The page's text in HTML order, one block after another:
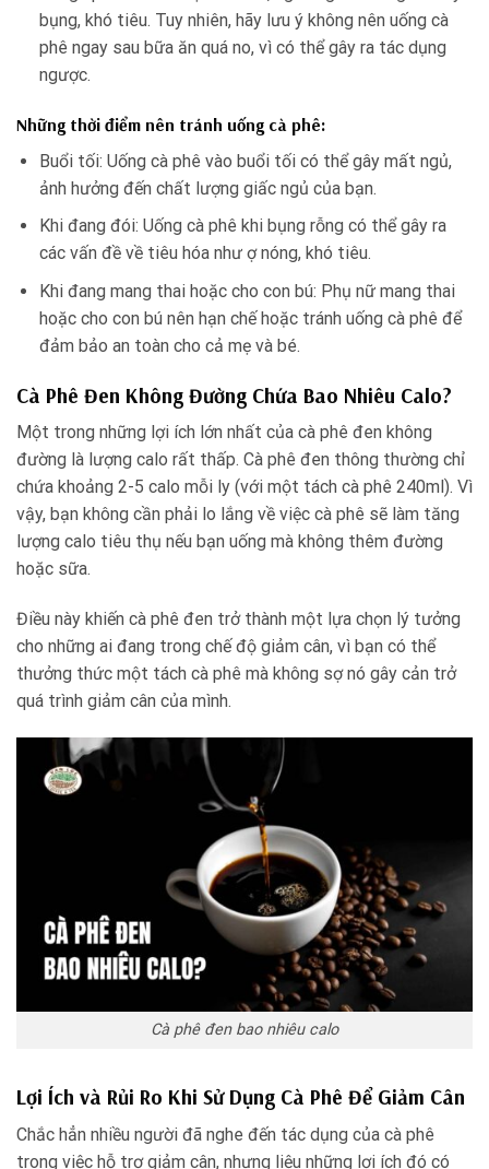
bụng, khó tiêu. Tuy nhiên, hãy lưu ý không nên uống cà
phê ngay sau bữa ăn quá no, vì có thể gây ra tác dụng
ngược.
Những thời điểm nên tránh uống cà phê:
Buổi tối: Uống cà phê vào buổi tối có thể gây mất ngủ,
ảnh hưởng đến chất lượng giấc ngủ của bạn.
Khi đang đói: Uống cà phê khi bụng rỗng có thể gây ra
các vấn đề về tiêu hóa như ợ nóng, khó tiêu.
Khi đang mang thai hoặc cho con bú: Phụ nữ mang thai
hoặc cho con bú nên hạn chế hoặc tránh uống cà phê để
đảm bảo an toàn cho cả mẹ và bé.
Cà Phê Đen Không Đường Chứa Bao Nhiêu Calo?
Một trong những lợi ích lớn nhất của cà phê đen không
đường là lượng calo rất thấp. Cà phê đen thông thường chỉ
chứa khoảng 2-5 calo mỗi ly (với một tách cà phê 240ml). Vì
vậy, bạn không cần phải lo lắng về việc cà phê sẽ làm tăng
lượng calo tiêu thụ nếu bạn uống mà không thêm đường
hoặc sữa.
Điều này khiến cà phê đen trở thành một lựa chọn lý tưởng
cho những ai đang trong chế độ giảm cân, vì bạn có thể
thưởng thức một tách cà phê mà không sợ nó gây cản trở
quá trình giảm cân của mình.
Cà phê đen bao nhiêu calo
Lợi Ích và Rủi Ro Khi Sử Dụng Cà Phê Để Giảm Cân
Chắc hẳn nhiều người đã nghe đến tác dụng của cà phê
trong việc hỗ trợ giảm cân, nhưng liệu những lợi ích đó có